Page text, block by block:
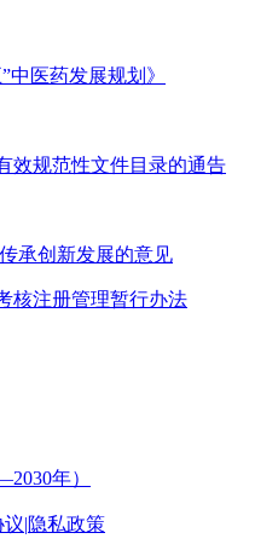
医药发展规划》
效规范性文件目录的通告
承创新发展的意见
核注册管理暂行办法
年）
议|隐私政策